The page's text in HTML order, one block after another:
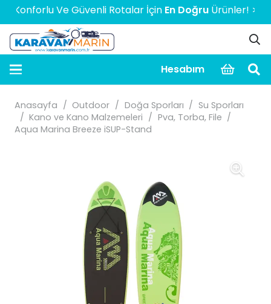
Ve Güvenli Rotalar İçinEn DoğruÜrünler! > > > > >
Hesabım
Anasayfa / Outdoor / Doğa Sporları / Su Sporları
/ Kano ve Kano Malzemeleri / Pva, Torba, File /
Aqua Marina Breeze iSUP-Stand